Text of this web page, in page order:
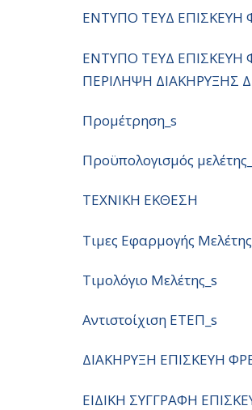
ΕΝΤΥΠΟ ΤΕΥΔ
ΕΝΤΥΠΟ ΤΕΥΔ
ΠΕΡΙΛΗΨΗ ΔΙΑΚΗΡΥΞΗΣ
Προμέτρηση_s
Προϋπολογισμός
ΤΕΧΝΙΚΗ ΕΚΘΕΣΗ
Τιμες Εφαρμογής
Τιμολόγιο Μελέτης_s
Αντιστοίχιση ΕΤΕΠ_s
ΔΙΑΚΗΡΥΞΗ ΕΠΙΣΚΕΥΗ
ΕΙΔΙΚΗ ΣΥΓΓΡΑΦΗ